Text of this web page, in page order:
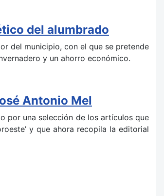
del alumbrado
del municipio, con el que se pretende
y un ahorro económico.
Antonio Mel
por una selección de los artículos que
y que ahora recopila la editorial